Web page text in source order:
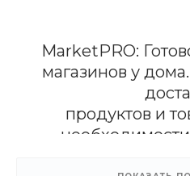
MarketPRO:
магазинов у
продуктов и